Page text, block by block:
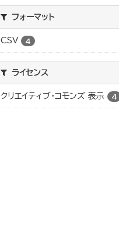
フォーマット
CSV 4
ライセンス
クリエイティブ・コモンズ 表示 4